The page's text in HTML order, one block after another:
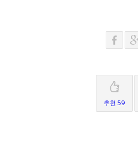
추천 59